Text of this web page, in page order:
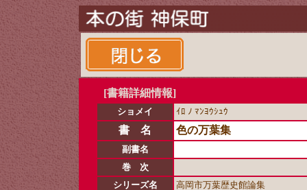
[書籍詳細情報]
ショメイ ｲﾛ ﾉ ﾏﾝﾖｳｼｭｳ
書 名 色の万葉集
副書名
巻 次
シリーズ名
高岡市万葉歴史館論集